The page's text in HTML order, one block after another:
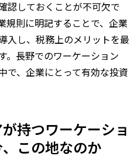
認しておくことが不可欠で
規則に明記することで、企業
入し、税務上のメリットを最
。長野でのワーケーション
で、企業にとって有効な投資
持つワーケーショ
この地なのか